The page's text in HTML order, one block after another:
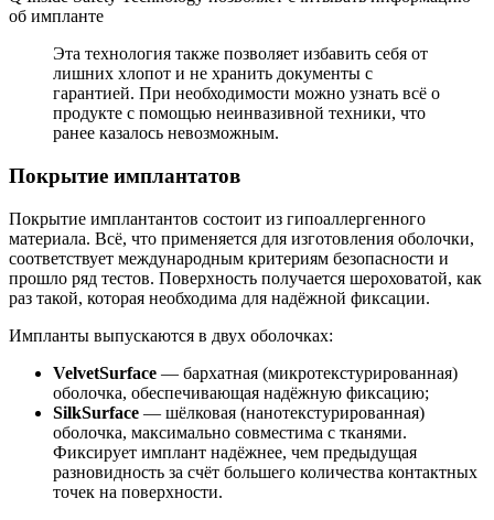
об импланте
Эта технология также позволяет избавить себя от
лишних хлопот и не хранить документы с
гарантией. При необходимости можно узнать всё о
продукте с помощью неинвазивной техники, что
ранее казалось невозможным.
Покрытие имплантатов
Покрытие имплантантов состоит из гипоаллергенного
материала. Всё, что применяется для изготовления оболочки,
соответствует международным критериям безопасности и
прошло ряд тестов. Поверхность получается шероховатой, как
раз такой, которая необходима для надёжной фиксации.
Импланты выпускаются в двух оболочках:
VelvetSurface — бархатная (микротекстурированная)
оболочка, обеспечивающая надёжную фиксацию;
SilkSurface — шёлковая (нанотекстурированная)
оболочка, максимально совместима с тканями.
Фиксирует имплант надёжнее, чем предыдущая
разновидность за счёт большего количества контактных
точек на поверхности.